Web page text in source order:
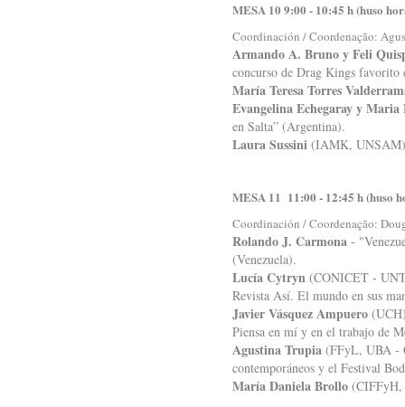
MESA 10 9:00 - 10:45 h (huso
Coordinación / Coordenação:
Armando A. Bruno y Feli
concurso de Drag Kings
María Teresa Torres
Evangelina Echegaray y Maria
en Salta” (Argentina).
Laura Sussini (IAMK, UNSAM)
MESA 11 11:00 - 12:45 h (huso
Coordinación / Coordenação:
Rolando J. Carmona -
(Venezuela).
Lucía Cytryn (CONICET -
Revista Así. El mundo en sus
Javier Vásquez Ampuero
Piensa en mí y en el trabajo de
Agustina Trupia (FFyL, UBA -
contemporáneos y el Festival
María Daniela Brollo (CIFFyH,